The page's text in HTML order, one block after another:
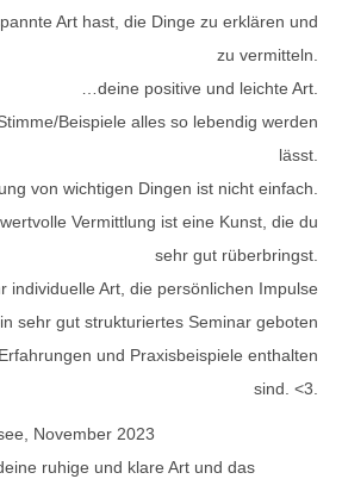
Art hast, die Dinge zu erklären und
zu vermitteln.
…deine positive und leichte Art.
Beispiele alles so lebendig werden
lässt.
von wichtigen Dingen ist nicht einfach.
Vermittlung ist eine Kunst, die du
sehr gut rüberbringst.
individuelle Art, die persönlichen Impulse
sehr gut strukturiertes Seminar geboten
und Praxisbeispiele enthalten
sind. <3.
November 2023
ruhige und klare Art und das